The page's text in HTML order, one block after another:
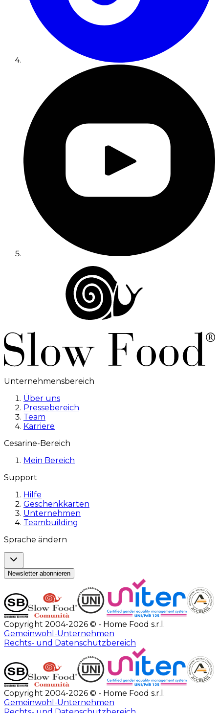
Unternehmensbereich
Über uns
Pressebereich
Team
Karriere
Cesarine-Bereich
Mein Bereich
Support
Hilfe
Geschenkkarten
Unternehmen
Teambuilding
Sprache ändern
Newsletter abonnieren
Copyright 2004-2026 © - Home Food s.r.l.
Gemeinwohl-Unternehmen
Rechts- und Datenschutzbereich
Copyright 2004-2026 © - Home Food s.r.l.
Gemeinwohl-Unternehmen